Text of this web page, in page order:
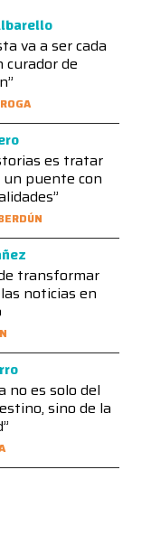
va a ser cada
curador de
es tratar
puente con
transformar
noticias en
no es solo del
sino de la